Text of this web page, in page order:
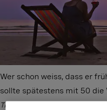
Wer schon weiss, dass er
sollte spätestens mit 50 die
Thinkstock Kollektion